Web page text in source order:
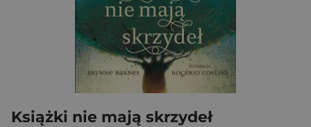
Książki nie mają skrzydeł